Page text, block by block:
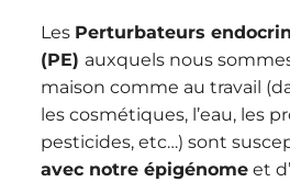
Les Perturbateurs
(PE) auxquels nous
maison comme au travail
les cosmétiques, l’eau, les
pesticides, etc…) sont
avec notre épigénomeet